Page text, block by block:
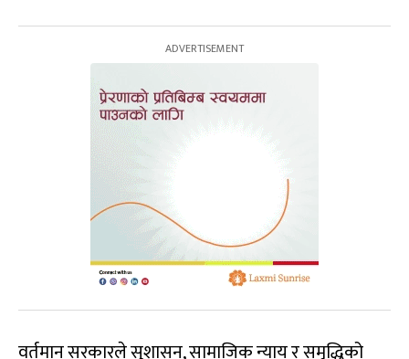
वर्तमान सरकारले सुशासन, सामाजिक न्याय र समृद्धिको